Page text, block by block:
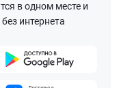
в одном месте и
интернета